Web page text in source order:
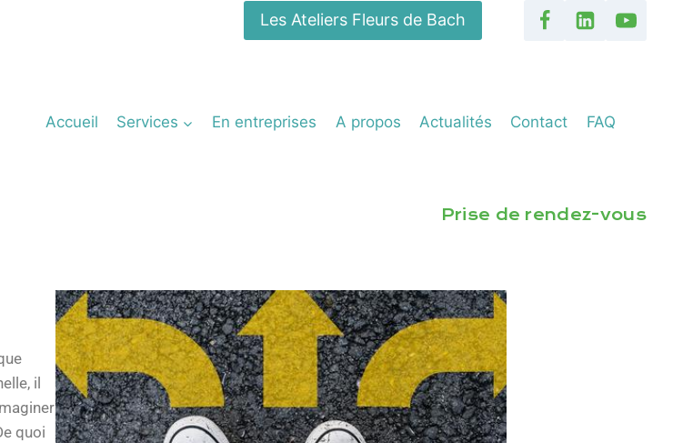
Les Ateliers Fleurs de Bach
Accueil Services En entreprises A propos Actualités Contact FAQ
Prise de rendez-vous
il
quoi